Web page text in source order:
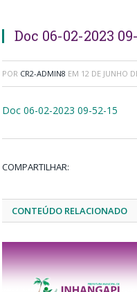
Doc 06-02-2023
POR CR2-ADMIN8 EM 12 DE JUNHO
Doc 06-02-2023 09-52-15
COMPARTILHAR:
CONTEÚDO RELACIONADO